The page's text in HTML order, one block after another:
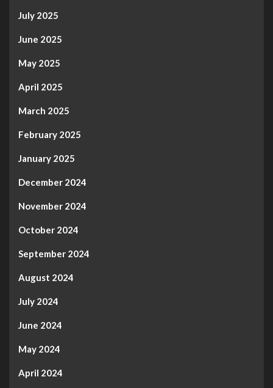
July 2025
June 2025
May 2025
April 2025
March 2025
February 2025
January 2025
December 2024
November 2024
October 2024
September 2024
August 2024
July 2024
June 2024
May 2024
April 2024